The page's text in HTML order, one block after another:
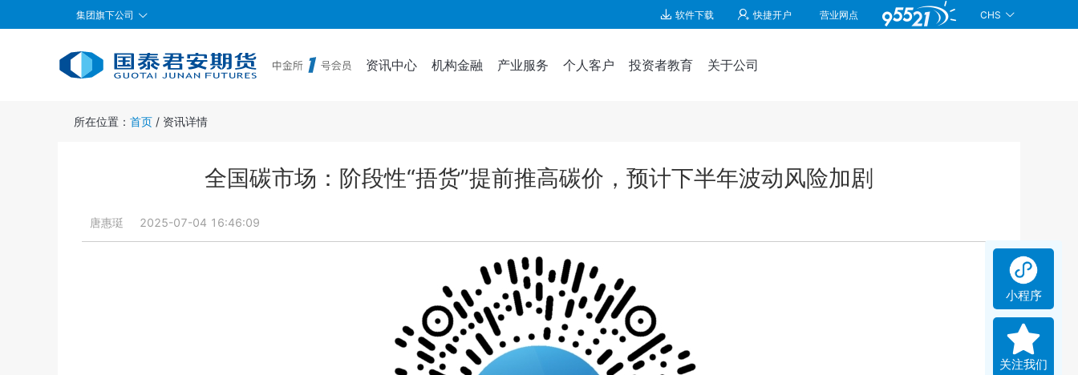
集团旗下公司 软件下载 快捷开户 营业网点 CHS
资讯中心 机构金融 产业服务 个人客户 投资者教育 关于公司
所在位置： 首页 / 资讯详情
全国碳市场：阶段性“捂货”提前推高碳价，预计下半年波动风险加剧
唐惠珽 2025-07-04 16:46:09
小程序
关注我们